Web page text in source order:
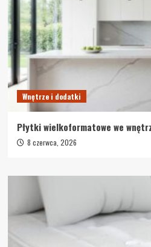
Wnętrze i dodatki
Płytki wielkoformatowe we
8 czerwca, 2026